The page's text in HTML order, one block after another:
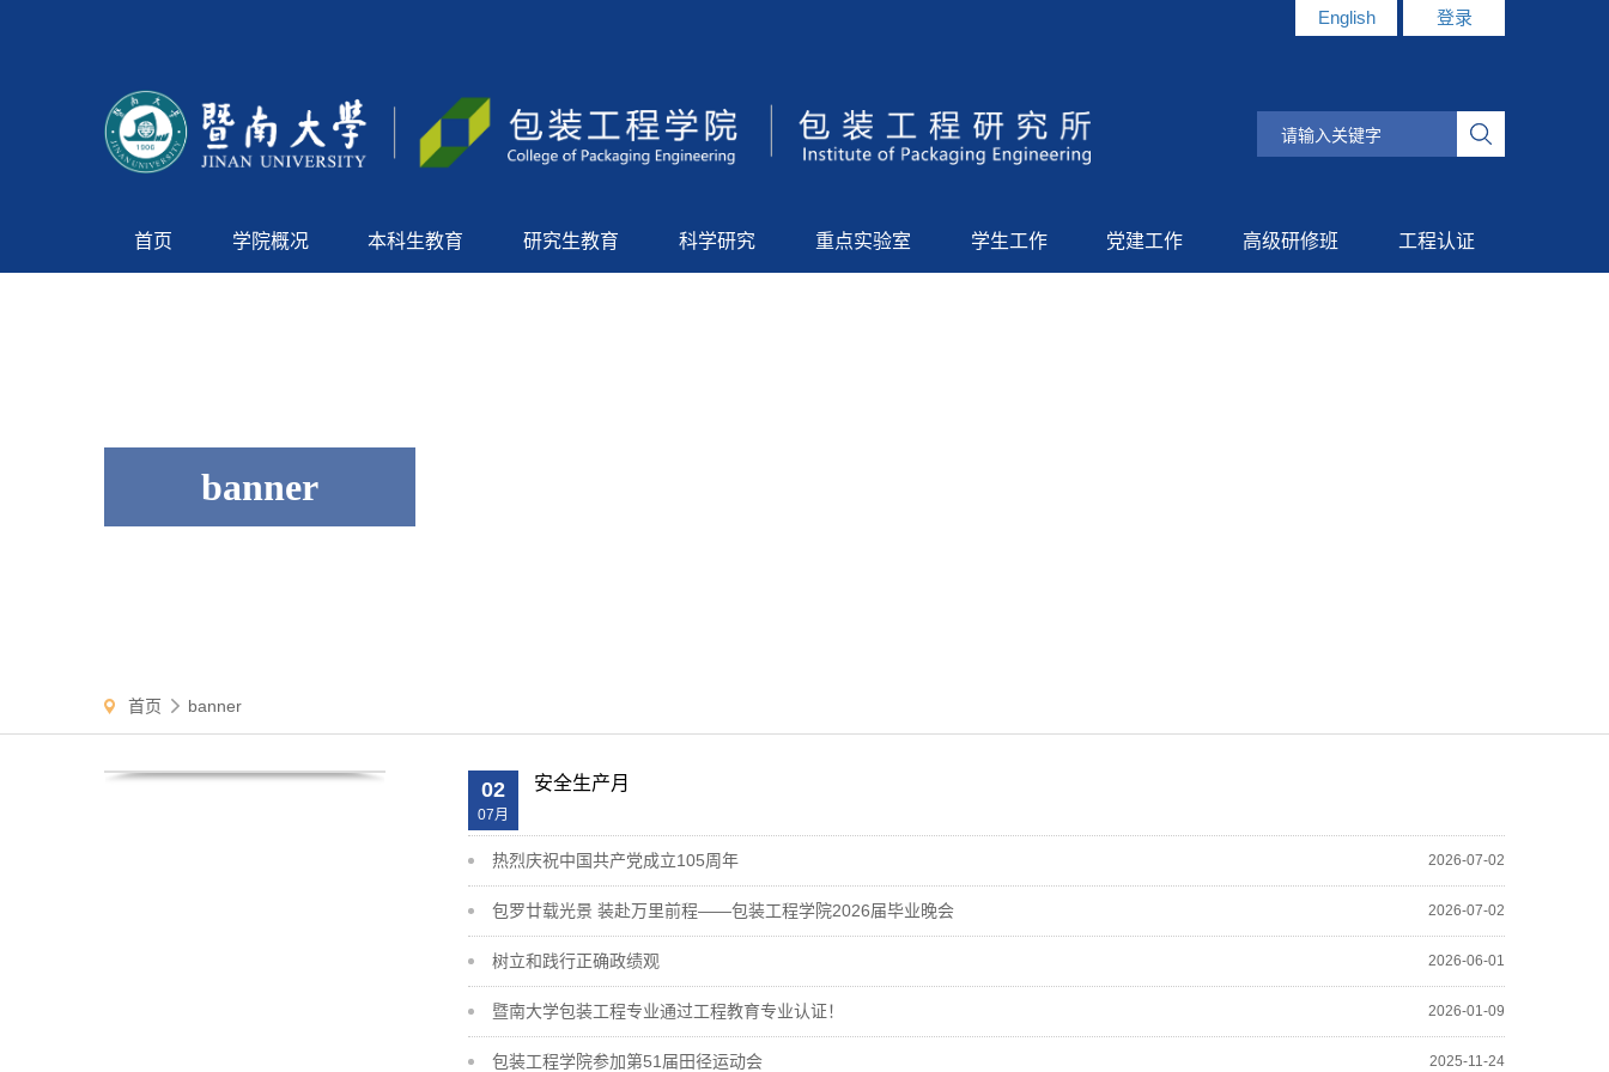
English 登录
首页 学院概况 本科生教育 研究生教育 科学研究 重点实验室 学生工作 党建工作 高级研修班 工程认证
banner
首页 banner
02
07月
安全生产月
热烈庆祝中国共产党成立105周年 2026-07-02
包罗廿载光景 装赴万里前程——包装工程学院2026届毕业晚会 2026-07-02
树立和践行正确政绩观 2026-06-01
暨南大学包装工程专业通过工程教育专业认证！ 2026-01-09
包装工程学院参加第51届田径运动会 2025-11-24